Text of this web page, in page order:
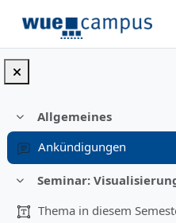
Einklappen
Allgemeines
Ankündigungen
Einklappen